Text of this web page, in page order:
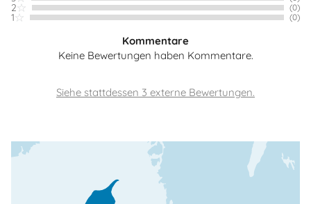
2 (0)
1 (0)
Kommentare
Keine Bewertungen haben Kommentare.
Siehe stattdessen 3 externe Bewertungen.